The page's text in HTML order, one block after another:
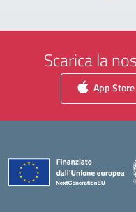
Scarica la
App Store